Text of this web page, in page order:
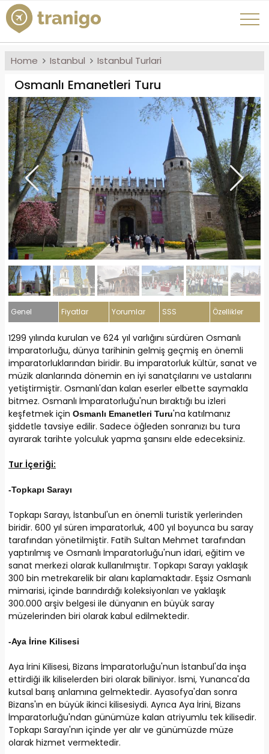
Home Istanbul Istanbul Turlari
Osmanlı Emanetleri Turu
Genel Fiyatlar Yorumlar SSS Özellikler
1299 yılında kurulan ve 624 yıl varlığını sürdüren Osmanlı
İmparatorluğu, dünya tarihinin gelmiş geçmiş en önemli
imparatorluklarından biridir. Bu imparatorluk kültür, sanat ve
müzik alanlarında dönemin en iyi sanatçılarını ve ustalarını
yetiştirmiştir. Osmanlı'dan kalan eserler elbette saymakla
bitmez. Osmanlı İmparatorluğu'nun bıraktığı bu izleri
keşfetmek için Osmanlı Emanetleri Turu'na katılmanız
şiddetle tavsiye edilir. Sadece öğleden sonranızı bu tura
ayırarak tarihte yolculuk yapma şansını elde edeceksiniz.
Tur İçeriği:
-Topkapı Sarayı
Topkapı Sarayı, İstanbul'un en önemli turistik yerlerinden
biridir. 600 yıl süren imparatorluk, 400 yıl boyunca bu saray
tarafından yönetilmiştir. Fatih Sultan Mehmet tarafından
yaptırılmış ve Osmanlı İmparatorluğu'nun idari, eğitim ve
sanat merkezi olarak kullanılmıştır. Topkapı Sarayı yaklaşık
300 bin metrekarelik bir alanı kaplamaktadır. Eşsiz Osmanlı
mimarisi, içinde barındırdığı koleksiyonları ve yaklaşık
300.000 arşiv belgesi ile dünyanın en büyük saray
müzelerinden biri olarak kabul edilmektedir.
-Aya İrine Kilisesi
Aya İrini Kilisesi, Bizans İmparatorluğu'nun İstanbul'da inşa
ettirdiği ilk kiliselerden biri olarak biliniyor. İsmi, Yunanca'da
kutsal barış anlamına gelmektedir. Ayasofya'dan sonra
Bizans'ın en büyük ikinci kilisesiydi. Ayrıca Aya İrini, Bizans
İmparatorluğu'ndan günümüze kalan atriyumlu tek kilisedir.
Topkapı Sarayı'nın içinde yer alır ve günümüzde müze
olarak hizmet vermektedir.